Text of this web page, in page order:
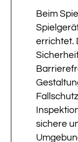
Beim
errichtet.
sichere